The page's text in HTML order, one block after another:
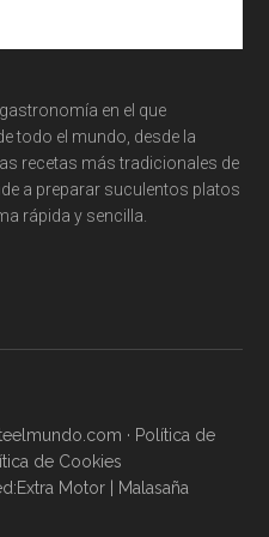
en el que
todo el mundo, desde la
recetas más tradicionales de
a preparar suculentos platos
rápida y sencilla.
· Política de
de Cookies
Extra Motor Malasaña